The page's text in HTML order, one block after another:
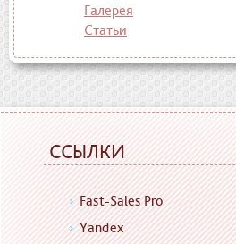
Галерея
Статьи
ССЫЛКИ
Fast-Sales Pro
Yandex